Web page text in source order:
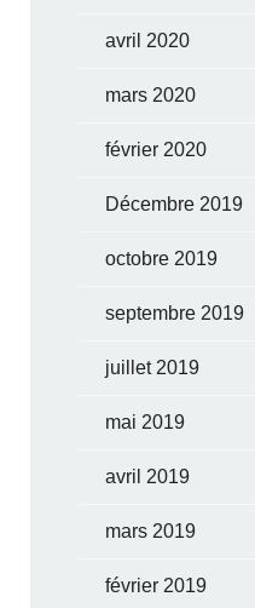
avril 2020
mars 2020
février 2020
Décembre 2019
octobre 2019
septembre 2019
juillet 2019
mai 2019
avril 2019
mars 2019
février 2019